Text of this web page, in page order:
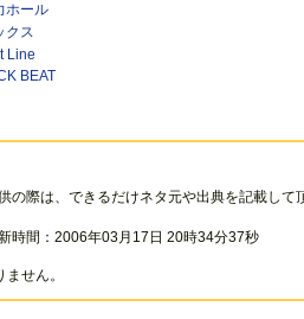
ホール
クス
Line
BEAT
の際は、できるだけネタ元や出典を記載し
時間：2006年03月17日 20時34分37秒
せん。